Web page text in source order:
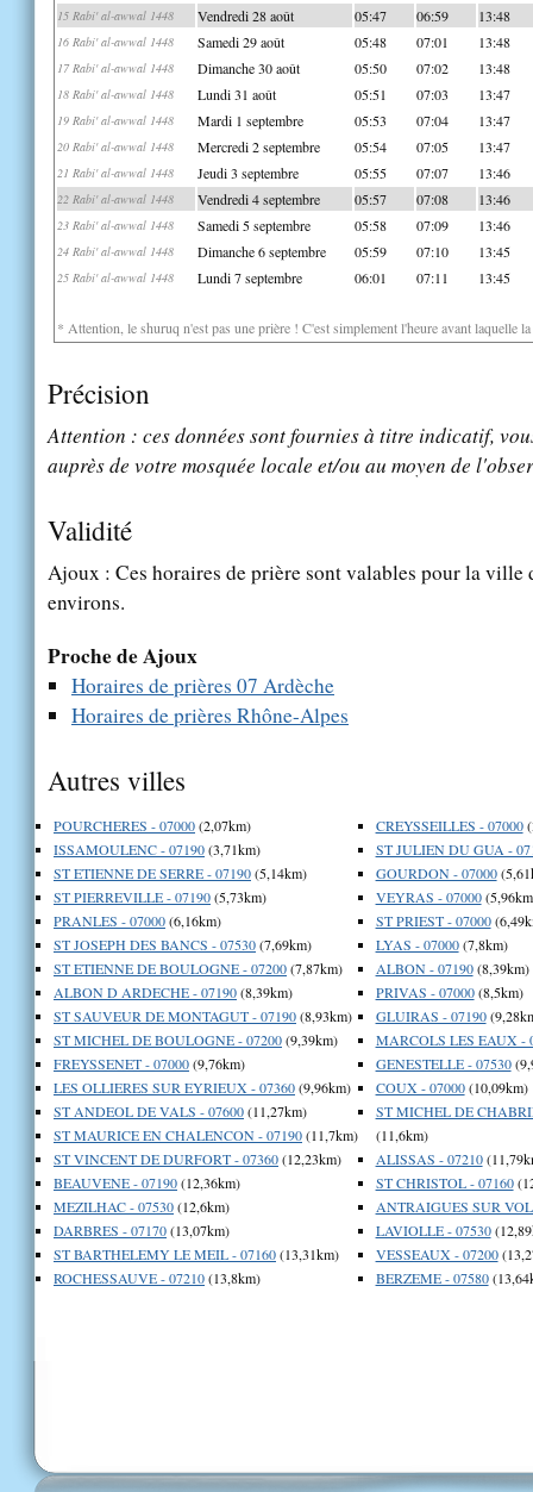
15 Rabi' al-awwal 1448 Vendredi 28 août 05:47 06:59 13:48
16 Rabi' al-awwal 1448 Samedi 29 août 05:48 07:01 13:48
17 Rabi' al-awwal 1448 Dimanche 30 août 05:50 07:02 13:48
18 Rabi' al-awwal 1448 Lundi 31 août 05:51 07:03 13:47
19 Rabi' al-awwal 1448 Mardi 1 septembre 05:53 07:04 13:47
20 Rabi' al-awwal 1448 Mercredi 2 septembre 05:54 07:05 13:47
21 Rabi' al-awwal 1448 Jeudi 3 septembre 05:55 07:07 13:46
22 Rabi' al-awwal 1448 Vendredi 4 septembre 05:57 07:08 13:46
23 Rabi' al-awwal 1448 Samedi 5 septembre 05:58 07:09 13:46
24 Rabi' al-awwal 1448 Dimanche 6 septembre 05:59 07:10 13:45
25 Rabi' al-awwal 1448 Lundi 7 septembre 06:01 07:11 13:45
* Attention, le shuruq n'est pas une prière ! C'est simplement l'heure avant laquelle
Précision
Attention : ces données sont fournies à titre indicatif,
auprès de votre mosquée locale et/ou au moyen de
Validité
Ajoux : Ces horaires de prière sont valables pour la ville
environs.
Proche de Ajoux
Horaires de prières 07 Ardèche
Horaires de prières Rhône-Alpes
Autres villes
POURCHERES - 07000(2,07km)
ISSAMOULENC - 07190(3,71km)
ST ETIENNE DE SERRE - 07190(5,14km)
ST PIERREVILLE - 07190(5,73km)
PRANLES - 07000(6,16km)
ST JOSEPH DES BANCS - 07530(7,69km)
ST ETIENNE DE BOULOGNE - 07200(7,87km)
ALBON D ARDECHE - 07190(8,39km)
ST SAUVEUR DE MONTAGUT - 07190(8,93km)
ST MICHEL DE BOULOGNE - 07200(9,39km)
FREYSSENET - 07000(9,76km)
LES OLLIERES SUR EYRIEUX - 07360(9,96km)
ST ANDEOL DE VALS - 07600(11,27km)
ST MAURICE EN CHALENCON - 07190(11,7km)
ST VINCENT DE DURFORT - 07360(12,23km)
BEAUVENE - 07190(12,36km)
MEZILHAC - 07530(12,6km)
DARBRES - 07170(13,07km)
ST BARTHELEMY LE MEIL - 07160(13,31km)
ROCHESSAUVE - 07210(13,8km)
CREYSSEILLES - 07000
ST JULIEN DU GUA -
GOURDON - 07000
VEYRAS - 07000
ST PRIEST - 07000
LYAS - 07000(7,8km)
ALBON - 07190(8,39km)
PRIVAS - 07000(8,5km)
GLUIRAS - 07190
MARCOLS LES EAUX -
GENESTELLE - 07530
COUX - 07000(10,09km)
ST MICHEL DE
(11,6km)
ALISSAS - 07210
ST CHRISTOL - 07160
ANTRAIGUES SUR
LAVIOLLE - 07530
VESSEAUX - 07200
BERZEME - 07580